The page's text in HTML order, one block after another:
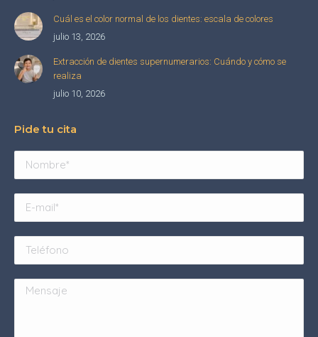
Cuál es el color normal de los dientes: escala de colores
julio 13, 2026
Extracción de dientes supernumerarios: Cuándo y cómo se
realiza
julio 10, 2026
Pide tu cita